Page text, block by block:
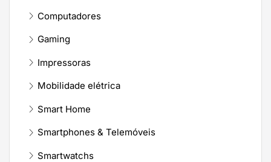
Computadores
Gaming
Impressoras
Mobilidade elétrica
Smart Home
Smartphones & Telemóveis
Smartwatchs